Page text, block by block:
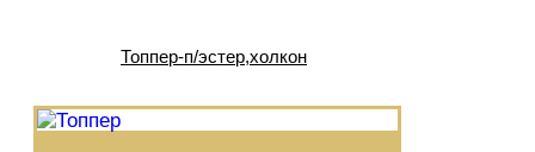
Топпер-п/эстер,холкон